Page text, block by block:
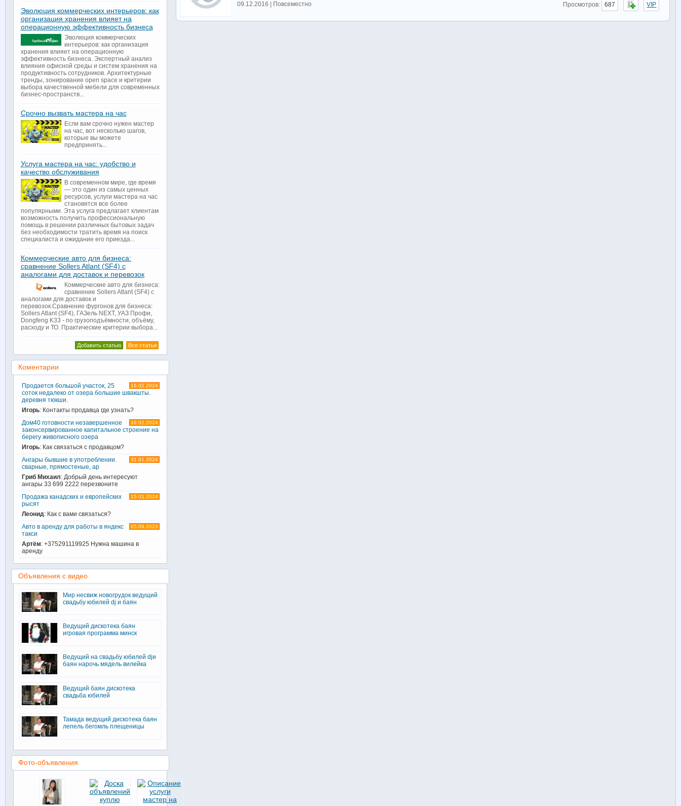
09.12.2016 | Повсеместно Просмотров: 687 VIP
Эволюция коммерческих интерьеров: как
организация хранения влияет на
операционную эффективность бизнеса
Эволюция коммерческих
интерьеров: как организация
хранения влияет на операционную
эффективность бизнеса. Экспертный анализ
влияния офисной среды и систем хранения на
продуктивность сотрудников. Архитектурные
тренды, зонирование open space и критерии
выбора качественной мебели для современных
бизнес-пространств...
Срочно вызвать мастера на час
Если вам срочно нужен мастер
на час, вот несколько шагов,
которые вы можете
предпринять...
Услуга мастера на час: удобство и
качество обслуживания
В современном мире, где время
— это один из самых ценных
ресурсов, услуги мастера на час
становятся все более
популярными. Эта услуга предлагает клиентам
возможность получить профессиональную
помощь в решении различных бытовых задач
без необходимости тратить время на поиск
специалиста и ожидание его приезда...
Коммерческие авто для бизнеса:
сравнение Sollers Atlant (SF4) с
аналогами для доставок и перевозок
Коммерческие авто для бизнеса:
сравнение Sollers Atlant (SF4) с
аналогами для доставок и
перевозок.Сравнение фургонов для бизнеса:
Sollers Atlant (SF4), ГАЗель NEXT, УАЗ Профи,
Dongfeng K33 - по грузоподъёмности, объёму,
расходу и ТО. Практические критерии выбора...
Все статьи
Добавить статью
Коментарии
16.02.2024
Продается большой участок, 25
соток недалеко от озера большие швакшты.
деревня тюкши.
Игорь: Контакты продавца где узнать?
16.02.2024
Дом40 готовности незавершенное
законсервированное капитальное строение на
берегу живописного озера
Игорь: Как связаться с продавцом?
31.01.2024
Ангары бывшие в употреблении.
сварные, прямостеные, ар
Гриб Михаил: Добрый день интересуют
ангары 33 699 2222 перезвоните
15.01.2024
Продажа канадских и европейских
рысят
Леонид: Как с вами связаться?
05.09.2023
Авто в аренду для работы в яндекс
такси
Артём: +375291119925 Нужна машина в
аренду
Объявления с видео
Мир несвиж новогрудок ведущий
свадьбу юбилей dj и баян
Ведущий дискотека баян
игровая программа минск
Ведущий на свадьбу юбилей djи
баян нарочь мядель вилейка
Ведущий баян дискотека
свадьба юбилей
Тамада ведущий дискотека баян
лепель бегомль плещеницы
Фото-объявления